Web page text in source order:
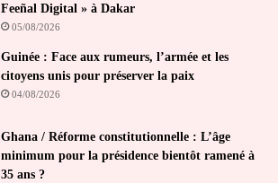
Feeñal Digital » à Dakar
05/08/2026
Guinée : Face aux rumeurs, l’armée et les
citoyens unis pour préserver la paix
04/08/2026
Ghana / Réforme constitutionnelle : L’âge
minimum pour la présidence bientôt ramené à
35 ans ?